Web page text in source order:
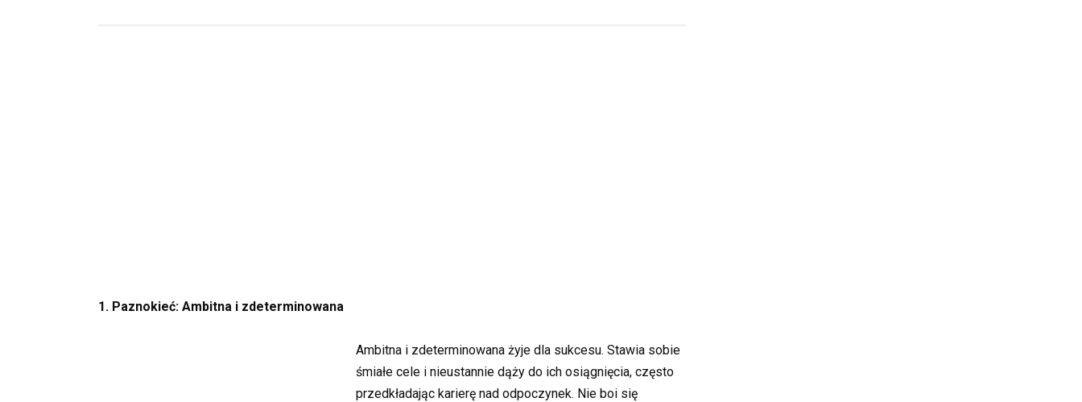
1. Paznokieć: Ambitna i zdeterminowana
Ambitna i zdeterminowana żyje dla sukcesu. Stawia sobie
śmiałe cele i nieustannie dąży do ich osiągnięcia, często
przedkładając karierę nad odpoczynek. Nie boi się